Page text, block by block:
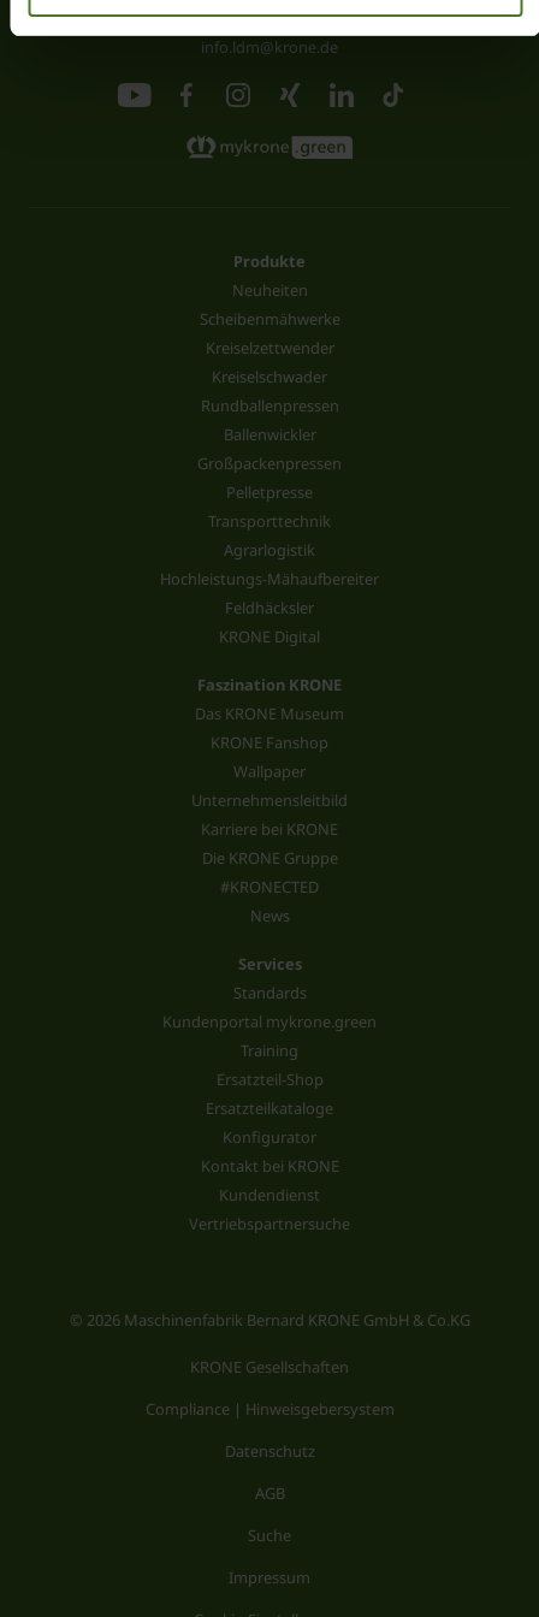
Fax +49 (0) 5977-935-339
info.ldm@krone.de
Produkte
Neuheiten
Scheibenmähwerke
Kreiselzettwender
Kreiselschwader
Rundballenpressen
Ballenwickler
Großpackenpressen
Pelletpresse
Transporttechnik
Agrarlogistik
Hochleistungs-Mähaufbereiter
Feldhäcksler
KRONE Digital
Faszination KRONE
Das KRONE Museum
KRONE Fanshop
Wallpaper
Unternehmensleitbild
Karriere bei KRONE
Die KRONE Gruppe
#KRONECTED
News
Services
Standards
Kundenportal mykrone.green
Training
Ersatzteil-Shop
Ersatzteilkataloge
Konfigurator
Kontakt bei KRONE
Kundendienst
Vertriebspartnersuche
© 2026 Maschinenfabrik Bernard KRONE GmbH & Co.KG
KRONE Gesellschaften
Compliance | Hinweisgebersystem
Datenschutz
AGB
Suche
Impressum